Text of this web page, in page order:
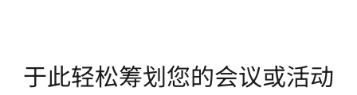
于此轻松筹划您的会议或活动